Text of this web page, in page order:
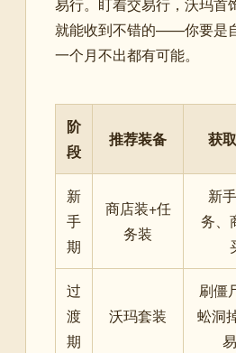
易行。盯着交易行，沃玛首
就能收到不错的——你要是
一个月不出都有可能。
阶
段
推荐装备 获
新
手
期
商店装+任
务装
新
务、
过
渡
期
沃玛套装
刷僵
蚣洞